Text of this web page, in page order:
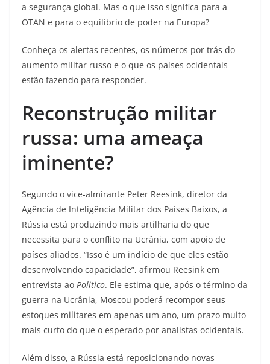
a segurança global. Mas o que isso significa para a
OTAN e para o equilíbrio de poder na Europa?
Conheça os alertas recentes, os números por trás do
aumento militar russo e o que os países ocidentais
estão fazendo para responder.
Reconstrução militar
russa: uma ameaça
iminente?
Segundo o vice-almirante Peter Reesink, diretor da
Agência de Inteligência Militar dos Países Baixos, a
Rússia está produzindo mais artilharia do que
necessita para o conflito na Ucrânia, com apoio de
países aliados. “Isso é um indício de que eles estão
desenvolvendo capacidade”, afirmou Reesink em
entrevista ao Politico. Ele estima que, após o término da
guerra na Ucrânia, Moscou poderá recompor seus
estoques militares em apenas um ano, um prazo muito
mais curto do que o esperado por analistas ocidentais.
Além disso, a Rússia está reposicionando novas